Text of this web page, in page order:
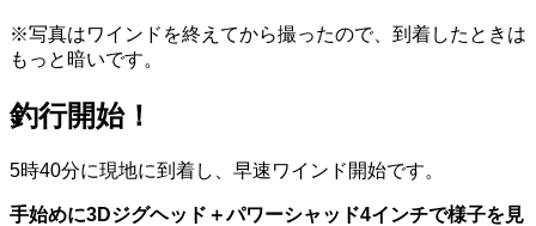
※写真はワインドを終えてから撮ったので、到着したときは
もっと暗いです。
釣行開始！
5時40分に現地に到着し、早速ワインド開始です。
手始めに3Dジグヘッド＋パワーシャッド4インチで様子を見